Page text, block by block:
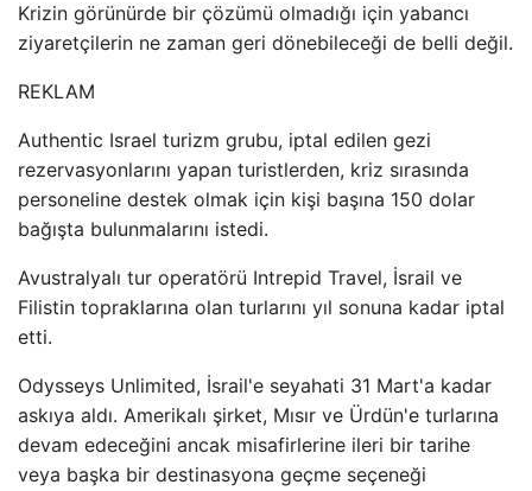
Krizin görünürde bir çözümü olmadığı için yabancı
ziyaretçilerin ne zaman geri dönebileceği de belli değil.
REKLAM
Authentic Israel turizm grubu, iptal edilen gezi
rezervasyonlarını yapan turistlerden, kriz sırasında
personeline destek olmak için kişi başına 150 dolar
bağışta bulunmalarını istedi.
Avustralyalı tur operatörü Intrepid Travel, İsrail ve
Filistin topraklarına olan turlarını yıl sonuna kadar iptal
etti.
Odysseys Unlimited, İsrail'e seyahati 31 Mart'a kadar
askıya aldı. Amerikalı şirket, Mısır ve Ürdün'e turlarına
devam edeceğini ancak misafirlerine ileri bir tarihe
veya başka bir destinasyona geçme seçeneği